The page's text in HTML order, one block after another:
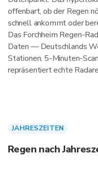
offenbart, ob der Regen
schnell ankommt oder
Das Forchheim Regen-
Daten — Deutschlands
Stationen, 5-Minuten-
repräsentiert echte
JAHRESZEITEN
Regen nach